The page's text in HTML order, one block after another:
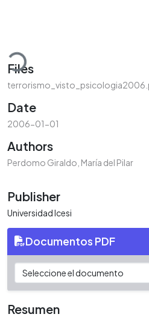
Files
Date
2006-01-01
Authors
Perdomo Giraldo, María del Pilar
Publisher
Universidad Icesi
Documentos PDF
Resumen